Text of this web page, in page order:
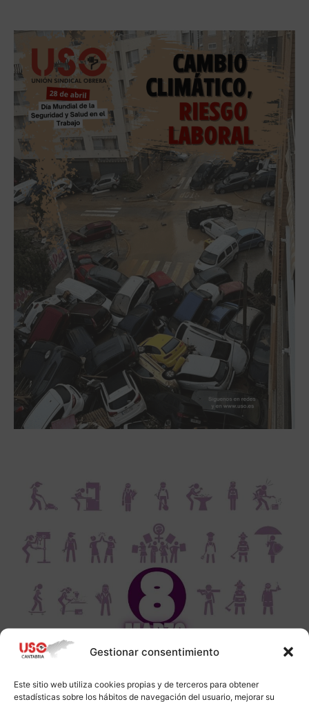
Gestionar consentimiento
Este sitio web utiliza cookies propias y de terceros para obtener
estadísticas sobre los hábitos de navegación del usuario, mejorar su